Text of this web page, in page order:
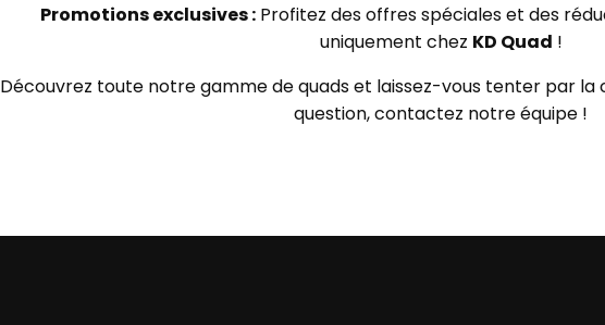
Promotions exclusives :Profitez des offres spéciales et des
uniquement chez KD Quad !
Découvrez toute notre gamme de quads et laissez-vous tenter par
question, contactez notre équipe !